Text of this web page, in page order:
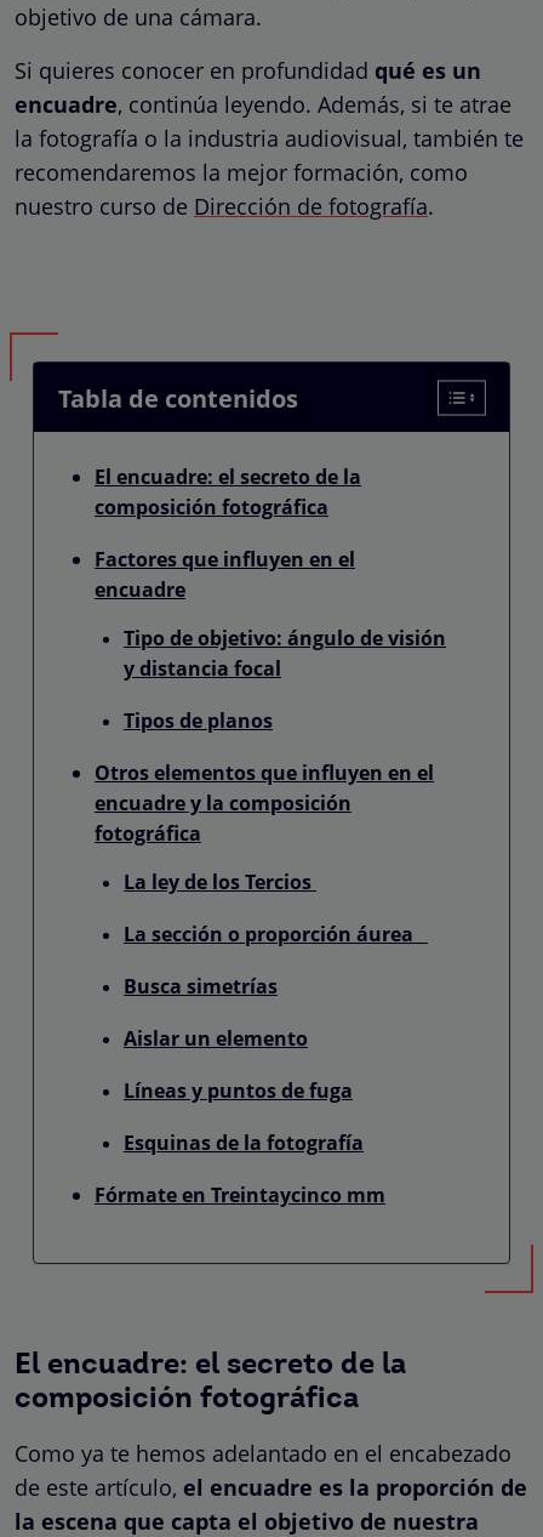
objetivo de una cámara.
Si quieres conocer en profundidad qué es un
encuadre, continúa leyendo. Además, si te atrae
la fotografía o la industria audiovisual, también te
recomendaremos la mejor formación, como
nuestro curso de Dirección de fotografía.
Tabla de contenidos
El encuadre: el secreto de la
composición fotográfica
Factores que influyen en el
encuadre
Tipo de objetivo: ángulo de visión
y distancia focal
Tipos de planos
Otros elementos que influyen en el
encuadre y la composición
fotográfica
La ley de los Tercios
La sección o proporción áurea
Busca simetrías
Aislar un elemento
Líneas y puntos de fuga
Esquinas de la fotografía
Fórmate en Treintaycinco mm
El encuadre: el secreto de la
composición fotográfica
Como ya te hemos adelantado en el encabezado
de este artículo, el encuadre es la proporción de
la escena que capta el objetivo de nuestra